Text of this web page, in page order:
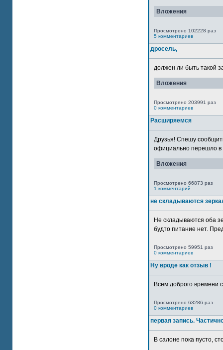
Вложения
Просмотрено 102228 раз
5 комментариев
дросель,
должен ли быть такой
Вложения
Просмотрено 203991 раз
0 комментариев
Расширяемся
Друзья! Спешу
официально перешло в
Вложения
Просмотрено 66873 раз
1 комментарий
не складываются
Не складываются оба
будто питание нет.
Просмотрено 59951 раз
0 комментариев
Ну вроде как отзыв !
Всем доброго времени
Просмотрено 63286 раз
0 комментариев
первая запись.
В салоне пока пусто,